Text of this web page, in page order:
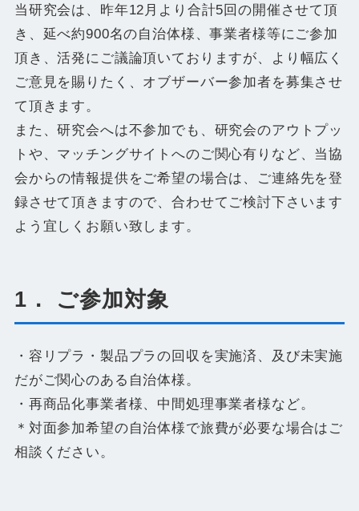
当研究会は、昨年12月より合計5回の開催させて頂
き、延べ約900名の自治体様、事業者様等にご参加
頂き、活発にご議論頂いておりますが、より幅広く
ご意見を賜りたく、オブザーバー参加者を募集させ
て頂きます。
また、研究会へは不参加でも、研究会のアウトプッ
トや、マッチングサイトへのご関心有りなど、当協
会からの情報提供をご希望の場合は、ご連絡先を登
録させて頂きますので、合わせてご検討下さいます
よう宜しくお願い致します。
1． ご参加対象
・容リプラ・製品プラの回収を実施済、及び未実施
だがご関心のある自治体様。
・再商品化事業者様、中間処理事業者様など。
＊対面参加希望の自治体様で旅費が必要な場合はご
相談ください。